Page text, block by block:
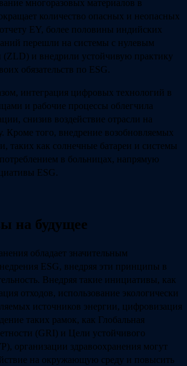
многоразовых материалов в
количество опасных и неопасных
EY, более половины индийских
перешли на системы с нулевым
(ZLD) и внедрили устойчивую практику
обязательств по ESG.
интеграция цифровых технологий в
и рабочие процессы облегчила
снизив воздействие отрасли на
Кроме того, внедрение возобновляемых
таких как солнечные батареи и системы
в больницах, напрямую
ESG.
на будущее
обладает значительным
ESG, внедряя эти принципы в
Внедряя такие инициативы, как
отходов, использование экологически
источников энергии, цифровизация
таких рамок, как Глобальная
(GRI) и Цели устойчивого
организации здравоохранения могут
на окружающую среду и повысить